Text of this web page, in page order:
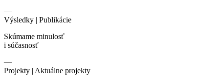
—
Výsledky | Publikácie
Skúmame minulosť
i súčasnosť
—
Projekty | Aktuálne projekty